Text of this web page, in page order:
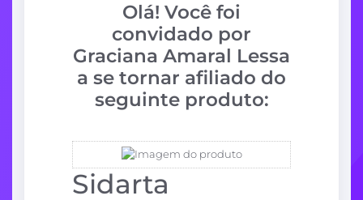
Olá! Você foi
convidado por
Graciana Amaral Lessa
a se tornar afiliado do
seguinte produto:
Sidarta